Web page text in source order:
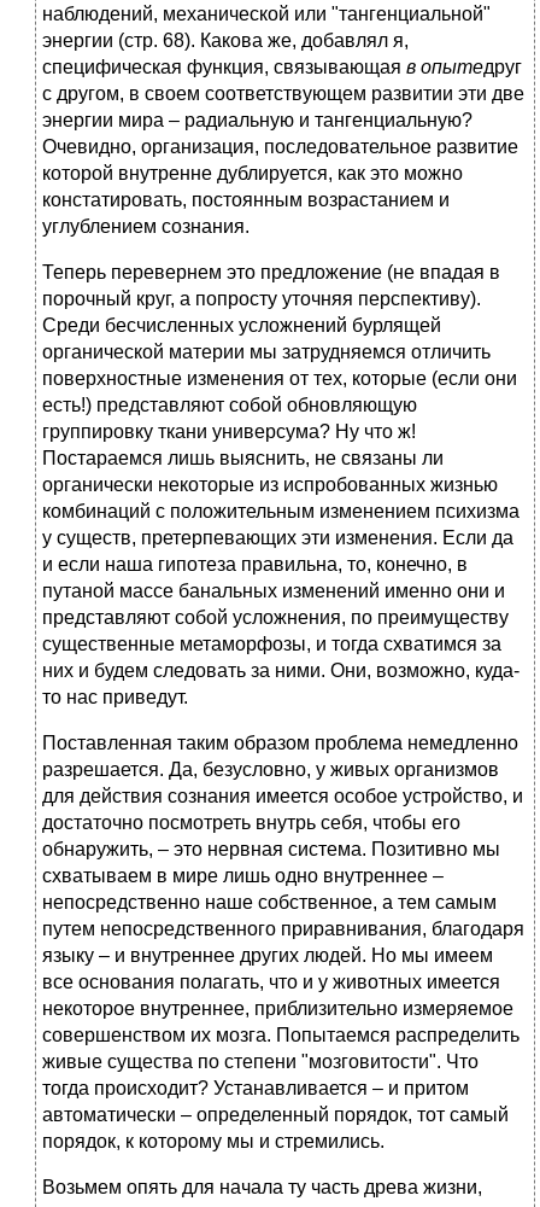
наблюдений, механической или "тангенциальной"
энергии (стр. 68). Какова же, добавлял я,
специфическая функция, связывающая в опытедруг
с другом, в своем соответствующем развитии эти две
энергии мира – радиальную и тангенциальную?
Очевидно, организация, последовательное развитие
которой внутренне дублируется, как это можно
констатировать, постоянным возрастанием и
углублением сознания.
Теперь перевернем это предложение (не впадая в
порочный круг, а попросту уточняя перспективу).
Среди бесчисленных усложнений бурлящей
органической материи мы затрудняемся отличить
поверхностные изменения от тех, которые (если они
есть!) представляют собой обновляющую
группировку ткани универсума? Ну что ж!
Постараемся лишь выяснить, не связаны ли
органически некоторые из испробованных жизнью
комбинаций с положительным изменением психизма
у существ, претерпевающих эти изменения. Если да
и если наша гипотеза правильна, то, конечно, в
путаной массе банальных изменений именно они и
представляют собой усложнения, по преимуществу
существенные метаморфозы, и тогда схватимся за
них и будем следовать за ними. Они, возможно, куда-
то нас приведут.
Поставленная таким образом проблема немедленно
разрешается. Да, безусловно, у живых организмов
для действия сознания имеется особое устройство, и
достаточно посмотреть внутрь себя, чтобы его
обнаружить, – это нервная система. Позитивно мы
схватываем в мире лишь одно внутреннее –
непосредственно наше собственное, а тем самым
путем непосредственного приравнивания, благодаря
языку – и внутреннее других людей. Но мы имеем
все основания полагать, что и у животных имеется
некоторое внутреннее, приблизительно измеряемое
совершенством их мозга. Попытаемся распределить
живые существа по степени "мозговитости". Что
тогда происходит? Устанавливается – и притом
автоматически – определенный порядок, тот самый
порядок, к которому мы и стремились.
Возьмем опять для начала ту часть древа жизни,